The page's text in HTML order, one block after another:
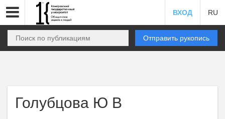
ВХОД RU
Отправить рукопись
Голубцова Ю В